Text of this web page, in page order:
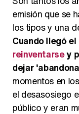
emisión que se
los tipos y una
Cuando llegó el
reinventarsey
dejar
momentos en
el desasosiego
público y eran